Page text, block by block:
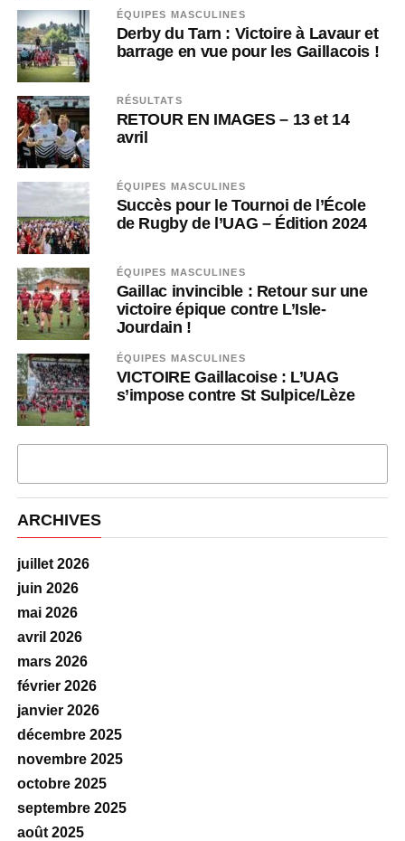
ÉQUIPES MASCULINES
Derby du Tarn : Victoire à Lavaur et
barrage en vue pour les Gaillacois !
RÉSULTATS
RETOUR EN IMAGES – 13 et 14
avril
ÉQUIPES MASCULINES
Succès pour le Tournoi de l’École
de Rugby de l’UAG – Édition 2024
ÉQUIPES MASCULINES
Gaillac invincible : Retour sur une
victoire épique contre L’Isle-
Jourdain !
ÉQUIPES MASCULINES
VICTOIRE Gaillacoise : L’UAG
s’impose contre St Sulpice/Lèze
ARCHIVES
juillet 2026
juin 2026
mai 2026
avril 2026
mars 2026
février 2026
janvier 2026
décembre 2025
novembre 2025
octobre 2025
septembre 2025
août 2025